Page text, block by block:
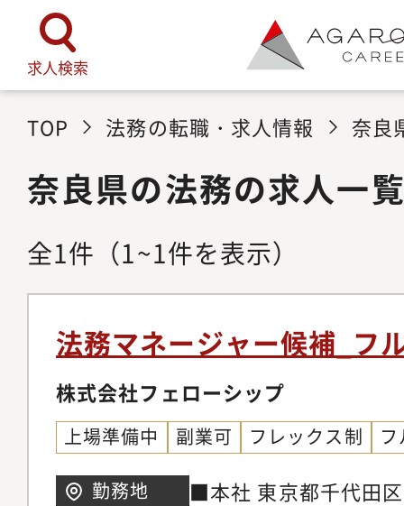
求人検索
TOP 法務の転職・求人情報 奈良
奈良県の法務の求人一
全1件 （1~1件を表示）
法務マネージャー候補_フ
株式会社フェローシップ
上場準備中 副業可 フレックス制
勤務地
■本社 東京都千代田